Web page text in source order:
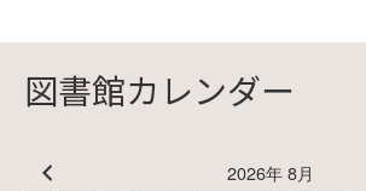
図書館カレンダー
2026年 8月